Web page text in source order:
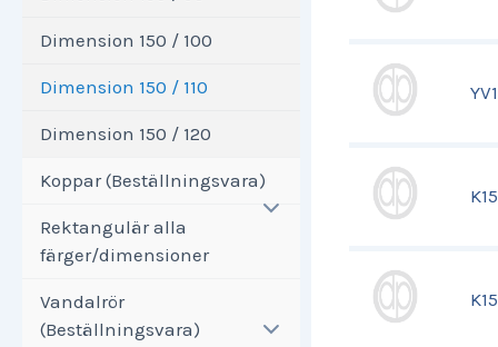
Dimension 150 / 100
Dimension 150 / 110
Dimension 150 / 120
Koppar (Beställningsvara)
Rektangulär alla
färger/dimensioner
Vandalrör
(Beställningsvara)